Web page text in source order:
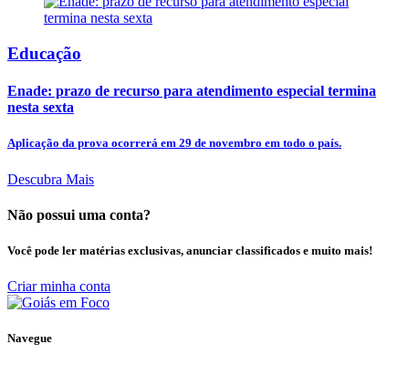
Educação
Enade: prazo de recurso para atendimento especial termina
nesta sexta
Aplicação da prova ocorrerá em 29 de novembro em todo o país.
Descubra Mais
Não possui uma conta?
Você pode ler matérias exclusivas, anunciar classificados e muito mais!
Criar minha conta
Navegue